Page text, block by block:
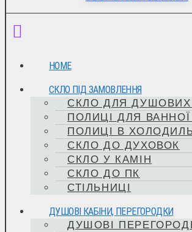
HOME
СКЛО ПІД ЗАМОВЛЕННЯ
СКЛО ДЛЯ ДУШОВИХ
ПОЛИЦІ ДЛЯ ВАННОЇ
ПОЛИЦІ В
СКЛО ДО ДУХОВОК
СКЛО У КАМІН
СКЛО ДО ПК
СТІЛЬНИЦІ
ДУШОВІ КАБІНИ, ПЕРЕГОРОДКИ
ДУШОВІ